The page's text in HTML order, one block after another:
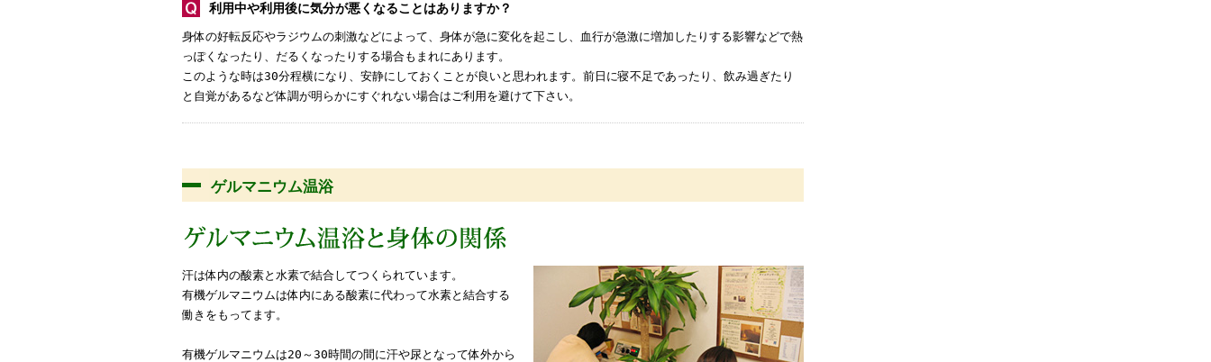
利用中や利用後に気分が悪くなることはありますか？
身体の好転反応やラジウムの刺激などによって、身体が急に変化を起こし、血行が急激に増加したりする影響などで熱
っぽくなったり、だるくなったりする場合もまれにあります。
このような時は30分程横になり、安静にしておくことが良いと思われます。前日に寝不足であったり、飲み過ぎたり
と自覚があるなど体調が明らかにすぐれない場合はご利用を避けて下さい。
ゲルマニウム温浴
汗は体内の酸素と水素で結合してつくられています。
有機ゲルマニウムは体内にある酸素に代わって水素と結合する
働きをもってます。
有機ゲルマニウムは20～30時間の間に汗や尿となって体外から